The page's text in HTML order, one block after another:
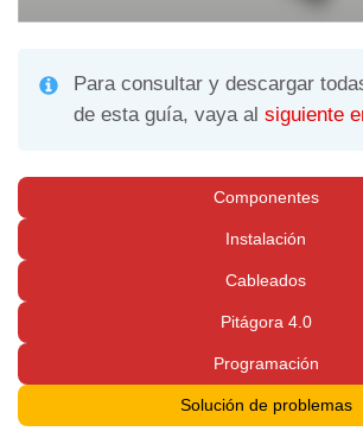
Para consultar y descargar
de esta guía, vaya al siguiente
Componentes
Instalación
Cableados
Pitágora 4.0
Programación
Solución de problemas